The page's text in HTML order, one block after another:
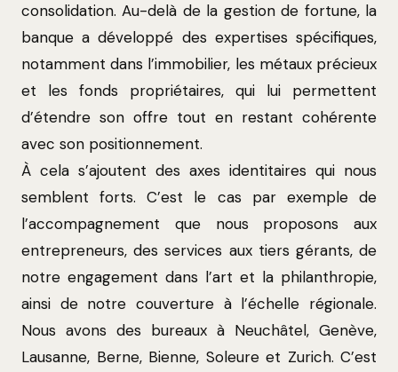
consolidation. Au-delà de la gestion de fortune, la
banque a développé des expertises spécifiques,
notamment dans l’immobilier, les métaux précieux
et les fonds propriétaires, qui lui permettent
d’étendre son offre tout en restant cohérente
avec son positionnement.
À cela s’ajoutent des axes identitaires qui nous
semblent forts. C’est le cas par exemple de
l’accompagnement que nous proposons aux
entrepreneurs, des services aux tiers gérants, de
notre engagement dans l’art et la philanthropie,
ainsi de notre couverture à l’échelle régionale.
Nous avons des bureaux à Neuchâtel, Genève,
Lausanne, Berne, Bienne, Soleure et Zurich. C’est